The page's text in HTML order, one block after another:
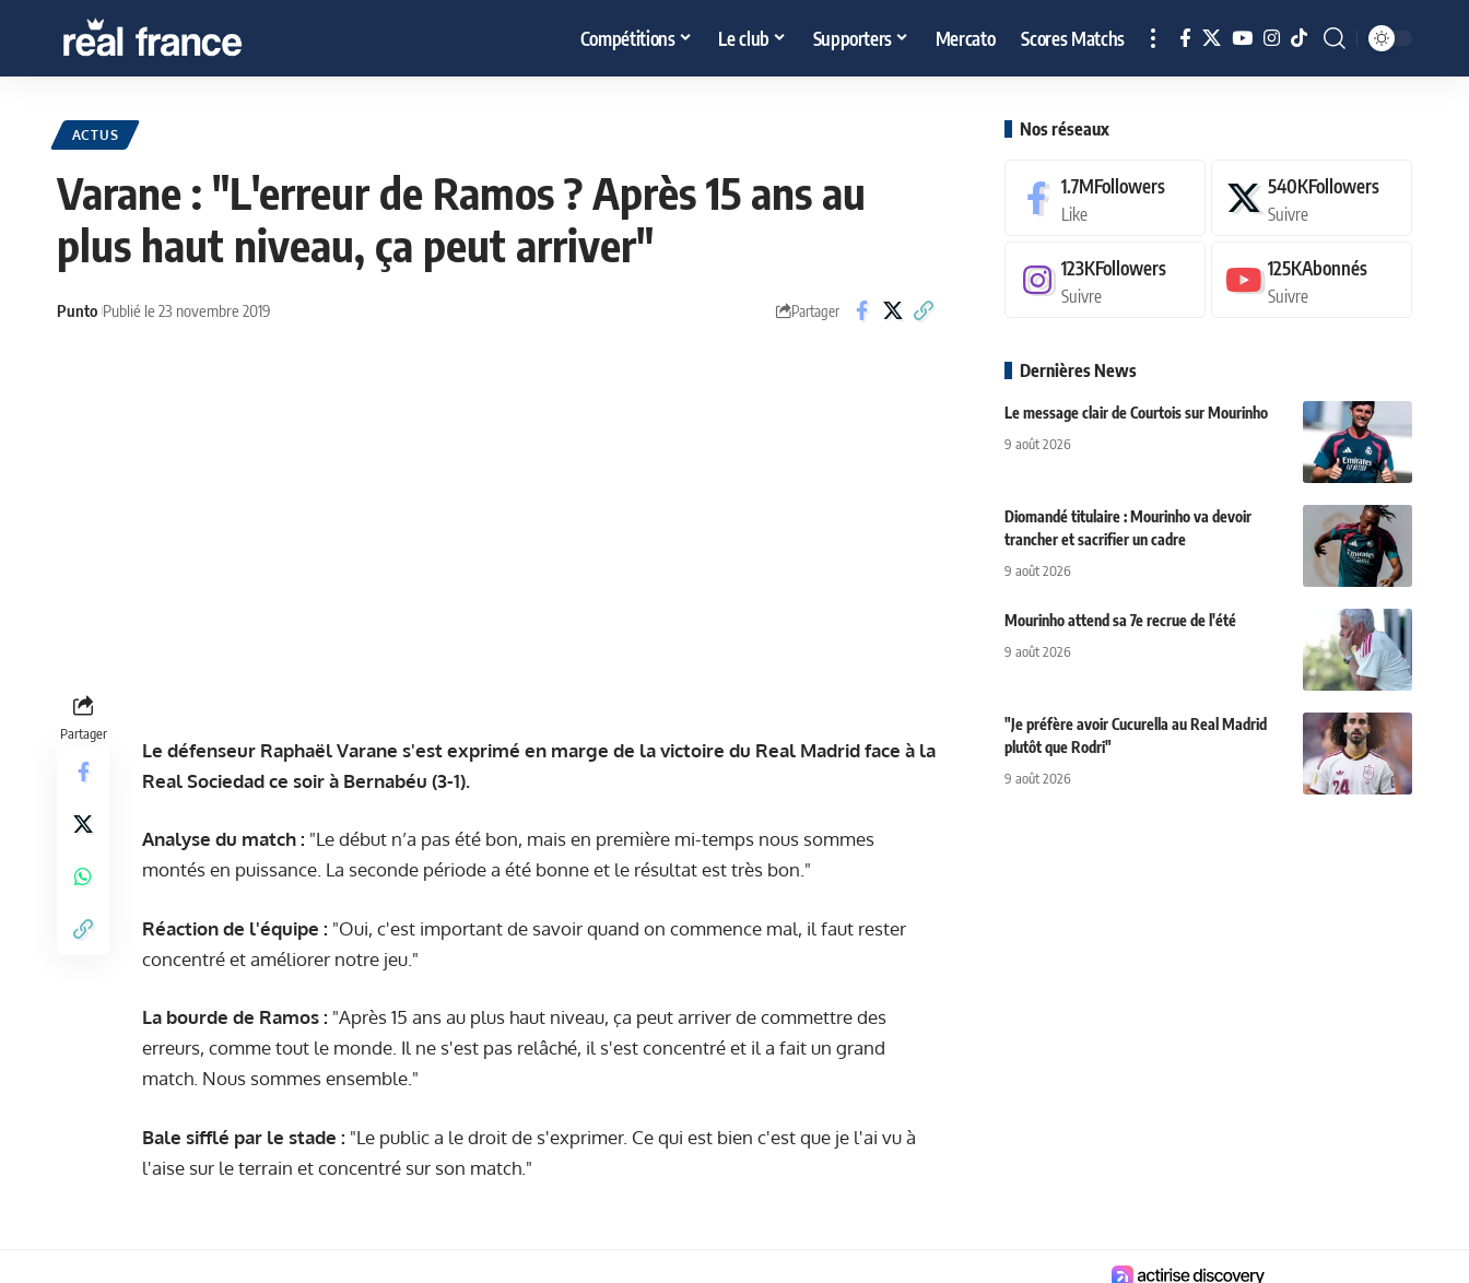
Compétitions Le club Supporters Mercato Scores Matchs
ACTUS
Varane : "L'erreur de Ramos ? Après 15 ans au
plus haut niveau, ça peut arriver"
Punto Publié le 23 novembre 2019 Partager
Partager
Le défenseur Raphaël Varane s'est exprimé en marge de la victoire du Real Madrid face à la
Real Sociedad ce soir à Bernabéu (3-1).
Analyse du match : "Le début n’a pas été bon, mais en première mi-temps nous sommes
montés en puissance. La seconde période a été bonne et le résultat est très bon."
Réaction de l'équipe : "Oui, c'est important de savoir quand on commence mal, il faut rester
concentré et améliorer notre jeu."
La bourde de Ramos : "Après 15 ans au plus haut niveau, ça peut arriver de commettre des
erreurs, comme tout le monde. Il ne s'est pas relâché, il s'est concentré et il a fait un grand
match. Nous sommes ensemble."
Bale sifflé par le stade : "Le public a le droit de s'exprimer. Ce qui est bien c'est que je l'ai vu à
l'aise sur le terrain et concentré sur son match."
Nos réseaux
1.7MFollowers
Like
540KFollowers
Suivre
123KFollowers
Suivre
125KAbonnés
Suivre
Dernières News
Le message clair de Courtois sur Mourinho
9 août 2026
Diomandé titulaire : Mourinho va devoir
trancher et sacrifier un cadre
9 août 2026
Mourinho attend sa 7e recrue de l'été
9 août 2026
"Je préfère avoir Cucurella au Real Madrid
plutôt que Rodri"
9 août 2026